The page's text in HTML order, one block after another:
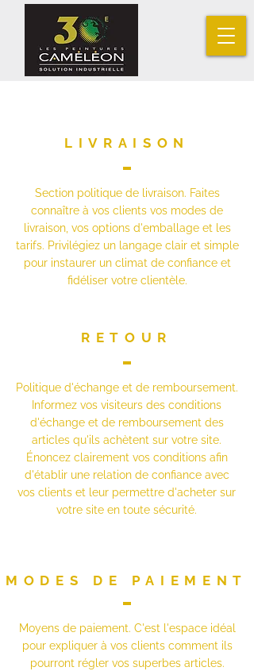
LIVRAISON
Section politique de livraison. Faites
connaître à vos clients vos modes de
livraison, vos options d'emballage et les
tarifs. Privilégiez un langage clair et simple
pour instaurer un climat de confiance et
fidéliser votre clientèle.
RETOUR
Politique d'échange et de remboursement.
Informez vos visiteurs des conditions
d'échange et de remboursement des
articles qu'ils achètent sur votre site.
Énoncez clairement vos conditions afin
d'établir une relation de confiance avec
vos clients et leur permettre d'acheter sur
votre site en toute sécurité.
MODES DE PAIEMENT
Moyens de paiement. C'est l'espace idéal
pour expliquer à vos clients comment ils
pourront régler vos superbes articles.